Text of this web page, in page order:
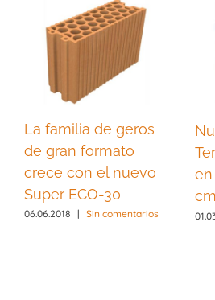
La familia de geros
de gran formato
crece con el nuevo
Super ECO-30
06.06.2018 | Sin comentarios
en
cm